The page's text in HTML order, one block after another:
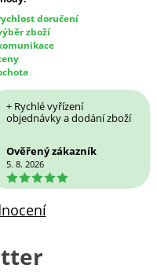
doručení
zboží
+ Rychlé vyřízení
objednávky a dodání zboží
Ověřený zákazník
5. 8. 2026
5